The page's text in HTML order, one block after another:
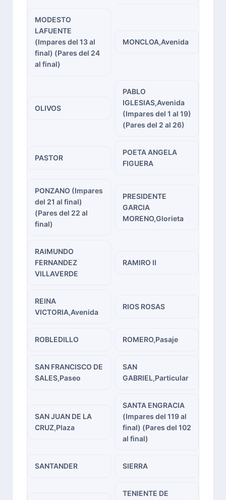
MODESTO
LAFUENTE
(Impares del 13 al
final) (Pares del 24
al final)
MONCLOA,Avenida
OLIVOS
PABLO
IGLESIAS,Avenida
(Impares del 1 al 19)
(Pares del 2 al 26)
PASTOR
POETA ANGELA
FIGUERA
PONZANO (Impares
del 21 al final)
(Pares del 22 al
final)
PRESIDENTE
GARCIA
MORENO,Glorieta
RAIMUNDO
FERNANDEZ
VILLAVERDE
RAMIRO II
REINA
VICTORIA,Avenida
RIOS ROSAS
ROBLEDILLO ROMERO,Pasaje
SAN FRANCISCO DE
SALES,Paseo
SAN
GABRIEL,Particular
SAN JUAN DE LA
CRUZ,Plaza
SANTA ENGRACIA
(Impares del 119 al
final) (Pares del 102
al final)
SANTANDER SIERRA
TENIENTE DE